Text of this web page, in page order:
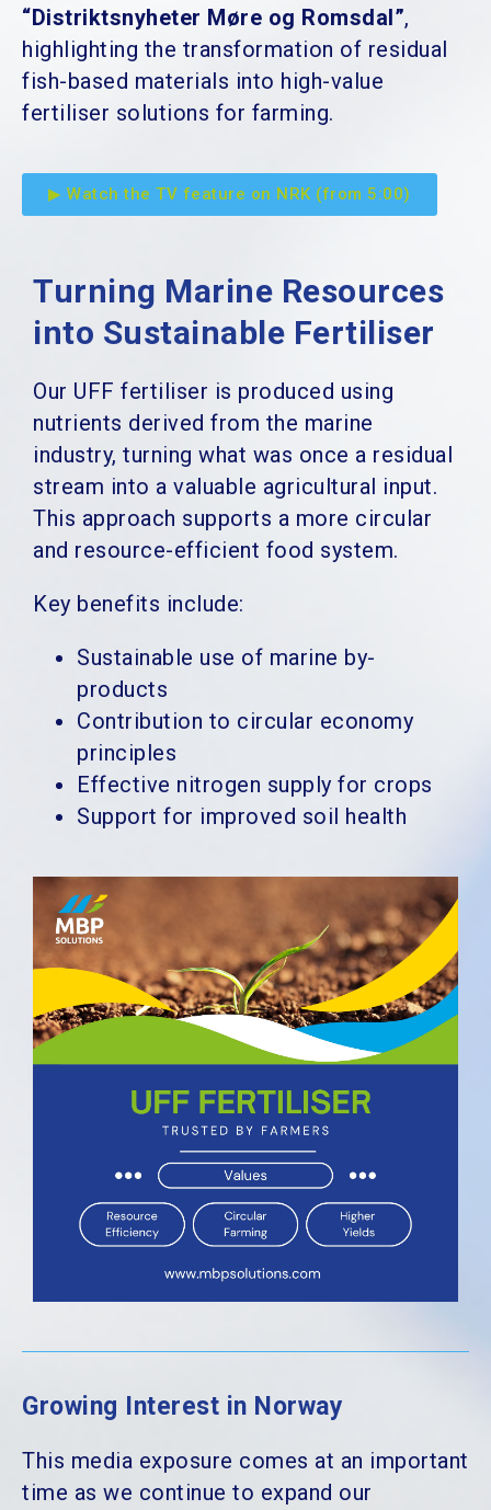
“Distriktsnyheter Møre og Romsdal”,
highlighting the transformation of residual
fish-based materials into high-value
fertiliser solutions for farming.
▶ Watch the TV feature on NRK (from 5:00)
Turning Marine Resources
into Sustainable Fertiliser
Our UFF fertiliser is produced using
nutrients derived from the marine
industry, turning what was once a residual
stream into a valuable agricultural input.
This approach supports a more circular
and resource-efficient food system.
Key benefits include:
Sustainable use of marine by-
products
Contribution to circular economy
principles
Effective nitrogen supply for crops
Support for improved soil health
Growing Interest in Norway
This media exposure comes at an important
time as we continue to expand our